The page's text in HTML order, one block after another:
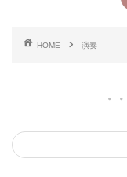
HOME 演奏